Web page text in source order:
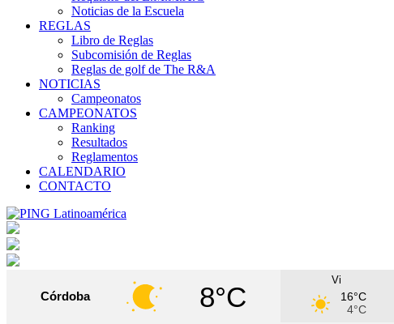
Noticias de la Escuela
REGLAS
Libro de Reglas
Subcomisión de Reglas
Reglas de golf de The R&A
NOTICIAS
Campeonatos
CAMPEONATOS
Ranking
Resultados
Reglamentos
CALENDARIO
CONTACTO
Córdoba 8°C
Vi
16°C
4°C